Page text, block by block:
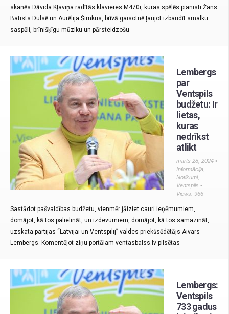
skanēs Dāvida Kļaviņa radītās klavieres M470i, kuras spēlēs pianisti Žans
Batists Dulsē un Aurēlija Šimkus, brīvā gaisotnē ļaujot izbaudīt smalku
saspēli, brīnišķīgu mūziku un pārsteidzošu
Lembergs
par
Ventspils
budžetu: Ir
lietas,
kuras
nedrīkst
atlikt
marts 28, 2024 •
Informācija
Notikumi,
Ventspils •
Views: 966
Sastādot pašvaldības budžetu, vienmēr jāiziet cauri ieņēmumiem,
domājot, kā tos palielināt, un izdevumiem, domājot, kā tos samazināt,
uzskata partijas “Latvijai un Ventspilij” valdes priekšsēdētājs Aivars
Lembergs. Komentējot ziņu portālam ventasbalss.lv pilsētas
Lembergs:
Ventspils
733 gadus